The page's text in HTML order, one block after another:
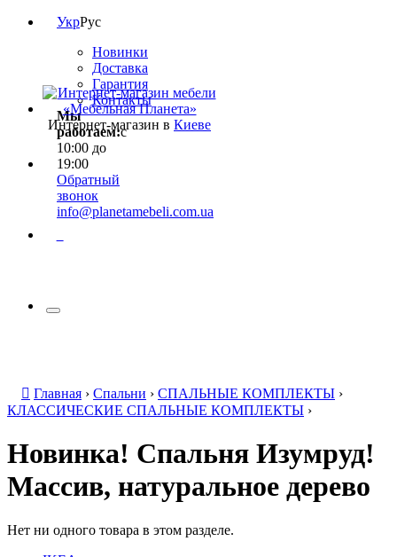
УкрРус
Новинки
Доставка
Гарантия
Контакты
Мы
работаем:с
10:00 до
19:00
Обратный
звонок
info@planetamebeli.com.ua
Интернет-магазин в Киеве
Главная › Спальни › СПАЛЬНЫЕ КОМПЛЕКТЫ ›
КЛАССИЧЕСКИЕ СПАЛЬНЫЕ КОМПЛЕКТЫ ›
Новинка! Спальня Изумруд!
Массив, натуральное дерево
Нет ни одного товара в этом разделе.